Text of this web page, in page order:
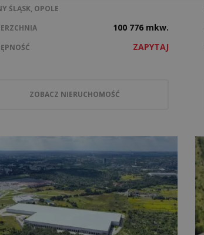
ŚLĄSK, OPOLE
100 776 mkw.
ZAPYTAJ
ZOBACZ NIERUCHOMOŚĆ